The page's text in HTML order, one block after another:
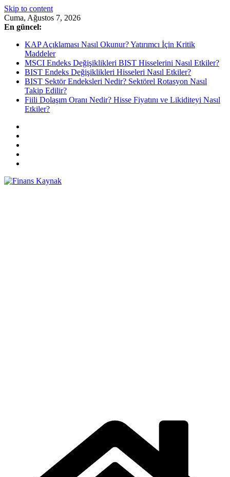
Skip to content
Cuma, Ağustos 7, 2026
En güncel:
KAP Açıklaması Nasıl Okunur? Yatırımcı İçin Kritik
Maddeler
MSCI Endeks Değişiklikleri BIST Hisselerini Nasıl Etkiler?
BIST Endeks Değişiklikleri Hisseleri Nasıl Etkiler?
BIST Sektör Endeksleri Nedir? Sektörel Rotasyon Nasıl
Takip Edilir?
Fiili Dolaşım Oranı Nedir? Hisse Fiyatını ve Likiditeyi Nasıl
Etkiler?